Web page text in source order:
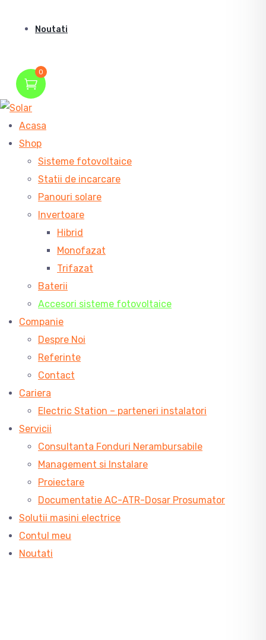
Noutati
0
Acasa
Shop
Sisteme fotovoltaice
Statii de incarcare
Panouri solare
Invertoare
Hibrid
Monofazat
Trifazat
Baterii
Accesori sisteme fotovoltaice
Companie
Despre Noi
Referinte
Contact
Cariera
Electric Station – parteneri instalatori
Servicii
Consultanta Fonduri Nerambursabile
Management si Instalare
Proiectare
Documentatie AC-ATR-Dosar Prosumator
Solutii masini electrice
Contul meu
Noutati